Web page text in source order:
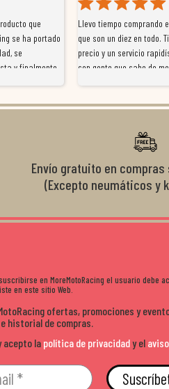
que
se ha portado
se
y finalmente
de
Llevo tiempo comprando
que son un diez en todo.
precio y un servicio
con gente que sabe de
el cliente y que disfrutan
sitio. Calidad, rapidez y
Envío gratuito en
(Excepto neumáticos y
en MoreMotoRacing el usuario debe
en este sitio Web.
ofertas, promociones y
historial de compras.
acepto la política de privacidady el